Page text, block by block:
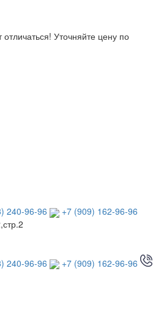
Уточняйте цену по
240-96-96
+7 (909) 162-96-96
240-96-96 +7 (909) 162-96-96